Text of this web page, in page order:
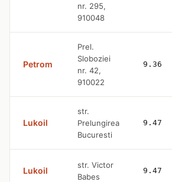
nr. 295,
910048
Petrom
Prel.
Sloboziei
nr. 42,
910022
9.36
Lukoil
str.
Prelungirea
Bucuresti
9.47
Lukoil
str. Victor
Babes
9.47